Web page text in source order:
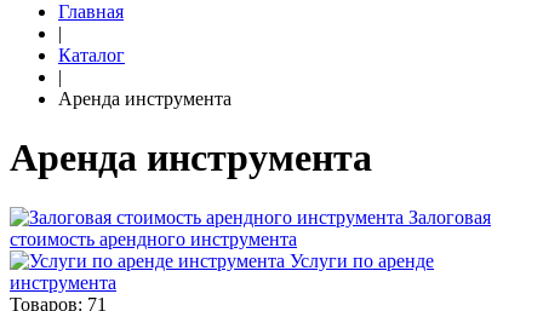
Главная
|
Каталог
|
Аренда инструмента
Аренда инструмента
Залоговая
стоимость арендного инструмента
Услуги по аренде
инструмента
Товаров: 71